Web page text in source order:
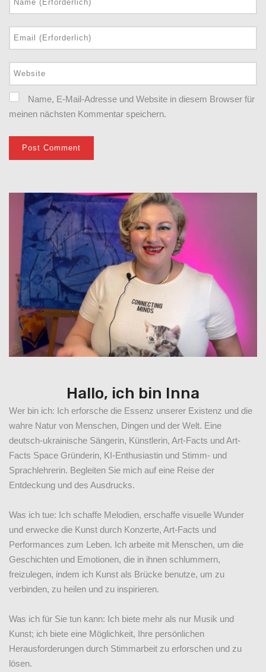
Name, E-Mail-Adresse und Website in diesem Browser für
meinen nächsten Kommentar speichern.
Hallo, ich bin Inna
Wer bin ich: Ich erforsche die Essenz unserer Existenz und die
wahre Natur von Menschen, Dingen und der Welt. Eine
deutsch-ukrainische Sängerin, Künstlerin, Art-Facts und Art-
Facts Space Gründerin, KI-Enthusiastin und Stimm- und
Sprachlehrerin. Begleiten Sie mich auf eine Reise der
Entdeckung und des Ausdrucks.
Was ich tue: Ich schaffe Melodien, erschaffe visuelle Wunder
und erwecke die Kunst durch Konzerte, Art-Facts und
Performances zum Leben. Ich arbeite mit Menschen, um die
Geschichten und Emotionen, die in ihnen schlummern,
freizulegen, indem ich Kunst als Brücke benutze, um zu
verbinden, zu heilen und zu inspirieren.
Was ich für Sie tun kann: Ich biete mehr als nur Musik und
Kunst; ich biete eine Möglichkeit, Ihre persönlichen
Herausforderungen durch Stimmarbeit zu erforschen und zu
lösen.